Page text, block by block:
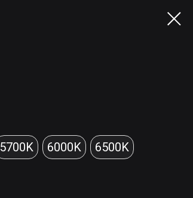
5700K 6000K
6500K